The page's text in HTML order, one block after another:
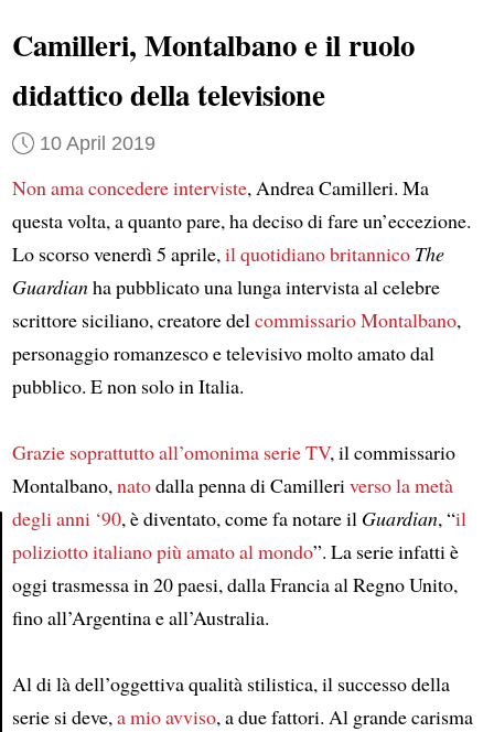
Article
Camilleri, Montalbano e il ruolo
didattico della televisione
10 April 2019
Non ama concedere interviste, Andrea Camilleri. Ma
questa volta, a quanto pare, ha deciso di fare un’eccezione.
Lo scorso venerdì 5 aprile,il quotidiano britannico The
Guardianha pubblicato una lunga intervista al celebre
scrittore siciliano, creatore delcommissario Montalbano,
personaggio romanzesco e televisivo molto amato dal
pubblico. E non solo in Italia.
Grazie soprattutto all’omonima serie TV, il commissario
Montalbano,natodalla penna di Camilleriverso la metà
degli anni ‘90, è diventato, come fa notare il Guardian, “il
poliziotto italiano più amato al mondo”. La serie infatti è
oggi trasmessa in 20 paesi, dalla Francia al Regno Unito,
fino all’Argentina e all’Australia.
Al di là dell’oggettiva qualità stilistica, il successo della
serie si deve,a mio avviso, a due fattori. Al grande carisma